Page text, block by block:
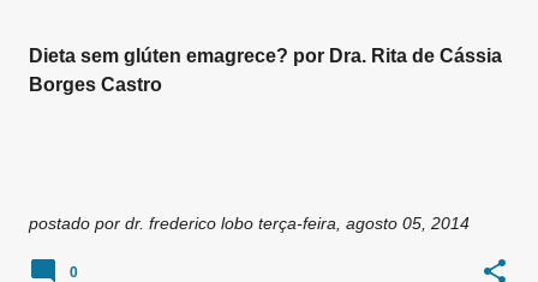
Dieta sem glúten emagrece? por Dra. Rita de Cássia
Borges Castro
postado por dr. frederico lobo terça-feira, agosto 05, 2014
0